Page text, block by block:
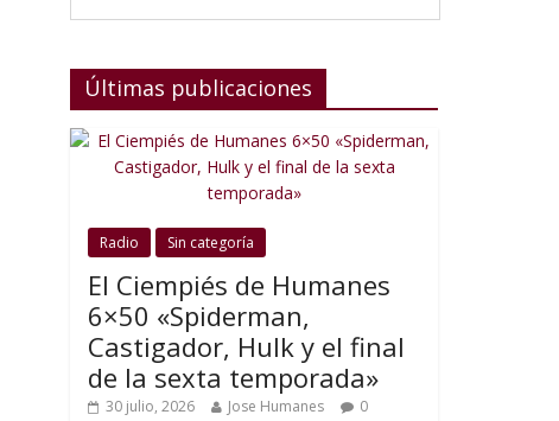
Últimas publicaciones
Radio Sin categoría
El Ciempiés de Humanes
6×50 «Spiderman,
Castigador, Hulk y el final
de la sexta temporada»
30 julio, 2026 Jose Humanes
0